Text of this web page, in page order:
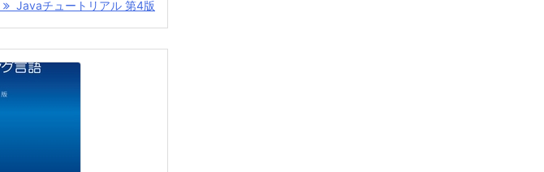
Javaチュートリアル 第4版